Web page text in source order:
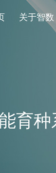
关于智数
育种